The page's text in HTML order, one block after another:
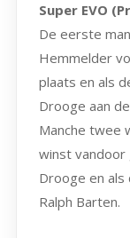
Super EVO
De eerste
Hemmelder
plaats en als
Drooge aan
Manche twee
winst vandoor
Drooge en als
Ralph Barten.